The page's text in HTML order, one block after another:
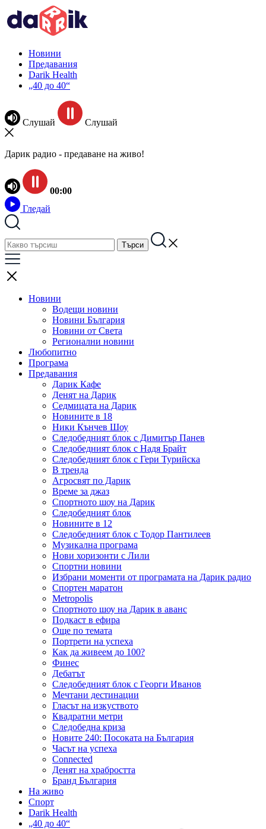
Новини
Предавания
Darik Health
„40 до 40“
Слушай Слушай
Дарик радио - предаване на живо!
00:00
Гледай
Новини
Водещи новини
Новини България
Новини от Света
Регионални новини
Любопитно
Програма
Предавания
Дарик Кафе
Денят на Дарик
Седмицата на Дарик
Новините в 18
Ники Кънчев Шоу
Следобедният блок с Димитър Панев
Следобедният блок с Надя Брайт
Следобедният блок с Гери Турийска
В тренда
Агросвят по Дарик
Време за джаз
Спортното шоу на Дарик
Следобедният блок
Новините в 12
Следобедният блок с Тодор Пантилеев
Музикална програма
Нови хоризонти с Лили
Спортни новини
Избрани моменти от програмата на Дарик радио
Спортен маратон
Metropolis
Спортното шоу на Дарик в аванс
Подкаст в ефира
Още по темата
Портрети на успеха
Как да живеем до 100?
Финес
Дебатът
Следобедният блок с Георги Иванов
Мечтани дестинации
Гласът на изкуството
Квадратни метри
Следобедна криза
Новите 240: Посоката на България
Часът на успеха
Connected
Денят на храбростта
Бранд България
На живо
Спорт
Darik Health
„40 до 40“